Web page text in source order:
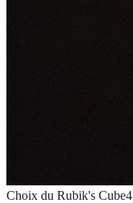
Choix du Rubik's Cube4